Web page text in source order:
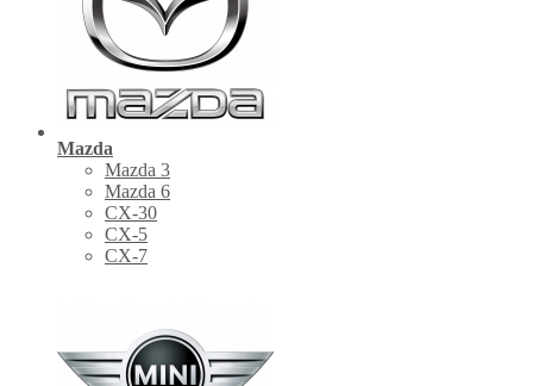
Mazda
Mazda 3
Mazda 6
CX-30
СХ-5
CX-7